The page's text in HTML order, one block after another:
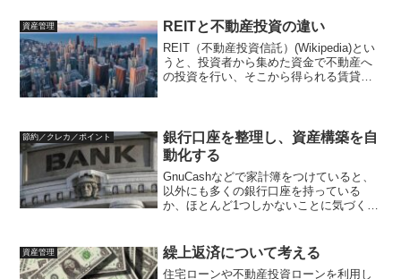
間が令和...
資産管理 REITと不動産投資の違い
REIT（不動産投資信託）(Wikipedia)とい
うと、投資者から集めた資金で不動産へ
の投資を行い、そこから得られる賃貸料
思い...
節約／クレカ／ポイント
銀行口座を整理し、資産構築を自
動化する
GnuCashなどで家計簿をつけていると、
以外にも多くの銀行口座を持っている
か、ほとんど1つしかないことに気づくこ
と残高がある感じになっていることが多
いです。これらをま...
資産管理 繰上返済について考える
住宅ローンや不動産投資ローンを利用し